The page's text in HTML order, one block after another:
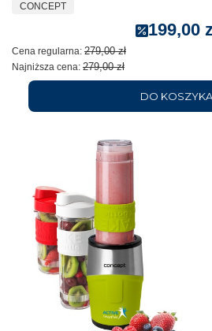
CONCEPT
199,00
Cena regularna: 279,00 zł
Najniższa cena: 279,00 zł
DO KOSZYKA